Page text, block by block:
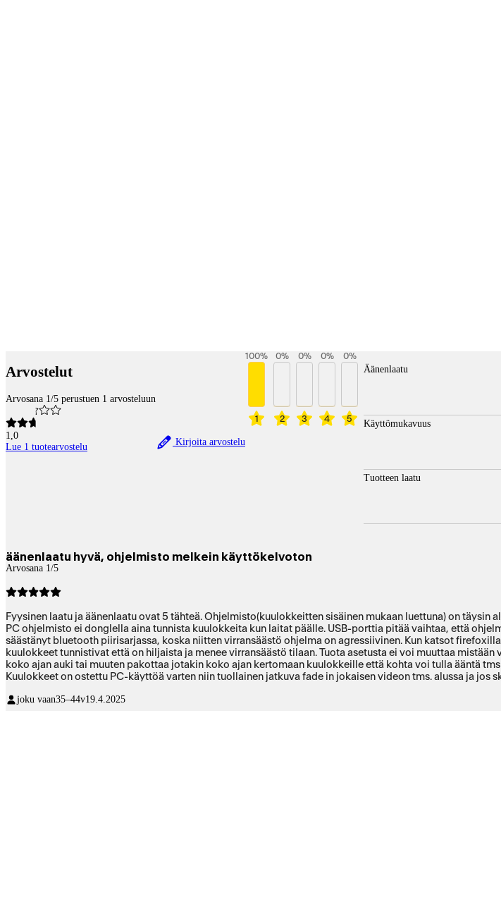
Arvostelut
Arvosana 1/5 perustuen 1 arvosteluun
1,0
Lue 1 tuotearvostelu
Kirjoita arvostelu
1
100%
2
0%
3
0%
4
0%
5
0%
Äänenlaatu
Käyttömukavuus
Tuotteen laatu
äänenlaatu hyvä, ohjelmisto melkein käyttökelvoton
Arvosana 1/5
Fyysinen laatu ja äänenlaatu ovat 5 tähteä. Ohjelmisto(kuulokkeitten sisäinen mukaan luettuna) on täysin
PC ohjelmisto ei donglella aina tunnista kuulokkeita kun laitat päälle. USB-porttia pitää vaihtaa, että
säästänyt bluetooth piirisarjassa, koska niitten virransäästö ohjelma on agressiivinen. Kun katsot
kuulokkeet tunnistivat että on hiljaista ja menee virransäästö tilaan. Tuota asetusta ei voi muuttaa
koko ajan auki tai muuten pakottaa jotakin koko ajan kertomaan kuulokkeille että kohta voi tulla ääntä
Kuulokkeet on ostettu PC-käyttöä varten niin tuollainen jatkuva fade in jokaisen videon tms. alussa ja jos
joku vaan35–44v19.4.2025